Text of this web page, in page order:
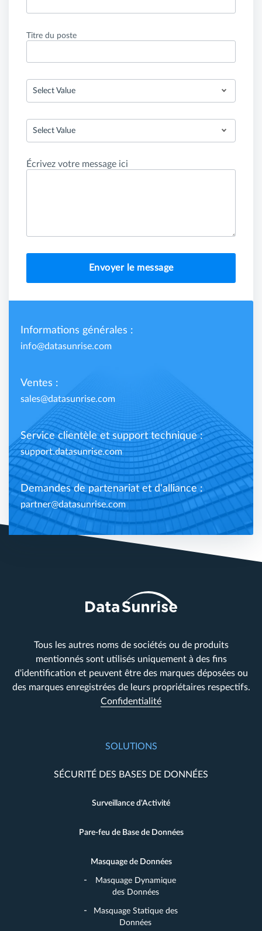
Titre du poste
Select Value
Select Value
Écrivez votre message ici
Envoyer le message
Informations générales :
info@datasunrise.com
Ventes :
sales@datasunrise.com
Service clientèle et support technique :
support.datasunrise.com
Demandes de partenariat et d'alliance :
partner@datasunrise.com
Tous les autres noms de sociétés ou de produits
mentionnés sont utilisés uniquement à des fins
d'identification et peuvent être des marques déposées ou
des marques enregistrées de leurs propriétaires respectifs.
Confidentialité
SOLUTIONS
SÉCURITÉ DES BASES DE DONNÉES
Surveillance d'Activité
Pare-feu de Base de Données
Masquage de Données
Masquage Dynamique
des Données
Masquage Statique des
Données